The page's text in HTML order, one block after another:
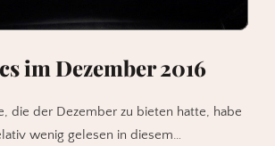
im Dezember 2016
die der Dezember zu bieten hatte, habe
wenig gelesen in diesem…